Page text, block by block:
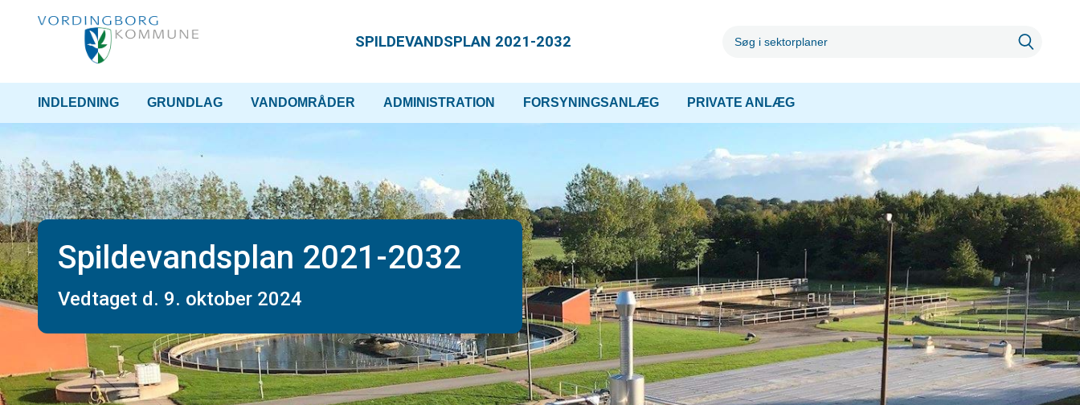
SPILDEVANDSPLAN 2021-2032
INDLEDNING GRUNDLAG VANDOMRÅDER ADMINISTRATION FORSYNINGSANLÆG PRIVATE ANLÆG
Spildevandsplan 2021-2032
Vedtaget d. 9. oktober 2024